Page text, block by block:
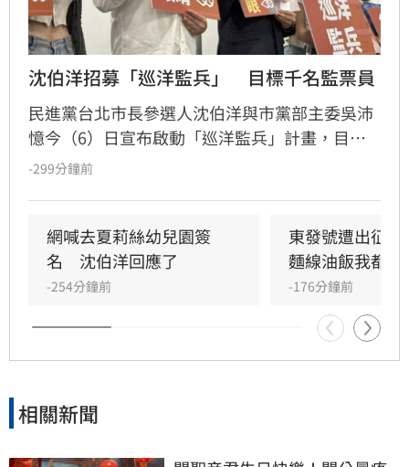
沈伯洋招募「巡洋監兵」　目標千名監票員
民進黨台北市長參選人沈伯洋與市黨部主委吳沛
憶今（6）日宣布啟動「巡洋監兵」計畫，目標
號召千名公民擔任監票員，確保今年11月28日台
說，許多人參與政治的起點正是從監票員做起，
如果大家覺得台灣的民主值得守護，也想要參與
這樣的行動，歡迎加入「巡洋監兵」行列，共同
-299分鐘前
網喊去夏莉絲幼兒園簽
名　沈伯洋回應了
-254分鐘前
東發號遭出征
麵線油飯我都喜
-176分鐘前
相關新聞